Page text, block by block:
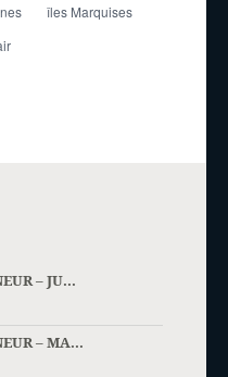
îles Marquises
– JU...
– MA...